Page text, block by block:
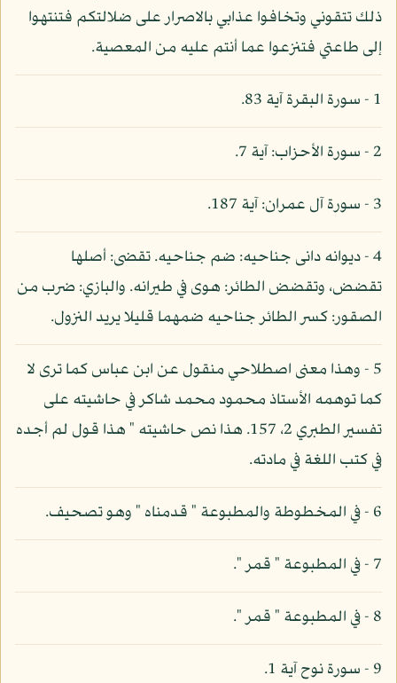
ذلك تتقوني وتخافوا عذابي بالاصرار على ضلالتكم فتنتهوا
إلى طاعتي فتنزعوا عما أنتم عليه من المعصية.
1 - سورة البقرة آية 83.
2 - سورة الأحزاب: آية 7.
3 - سورة آل عمران: آية 187.
4 - ديوانه دانى جناحيه: ضم جناحيه. تقضى: أصلها
تقضض، وتقضض الطائر: هوى في طيرانه. والبازي: ضرب من
الصقور: كسر الطائر جناحيه ضمهما قليلا يريد النزول.
5 - وهذا معنى اصطلاحي منقول عن ابن عباس كما ترى لا
كما توهمه الأستاذ محمود محمد شاكر في حاشيته على
تفسير الطبري 2، 157. هذا نص حاشيته " هذا قول لم أجده
في كتب اللغة في مادته.
6 - في المخطوطة والمطبوعة " قدمناه " وهو تصحيف.
7 - في المطبوعة " قمر ".
8 - في المطبوعة " قمر ".
9 - سورة نوح آية 1.